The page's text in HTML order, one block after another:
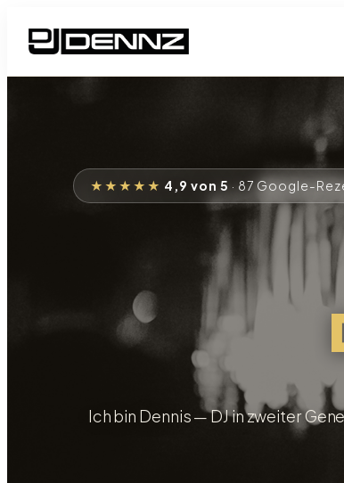
Inhalt
springen
★★★★★ 4,9 von 5 · 87 Google-
Ich bin Dennis — DJ in zweiter